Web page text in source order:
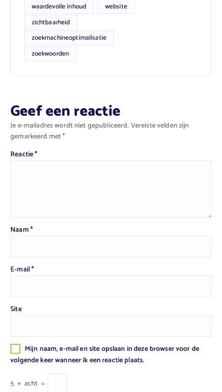
waardevolle inhoud
website
zichtbaarheid
zoekmachineoptimalisatie
zoekwoorden
Geef een reactie
Je e-mailadres wordt niet gepubliceerd. Vereiste velden zijn
gemarkeerd met*
Reactie*
Naam*
E-mail*
Site
Mijn naam, e-mail en site opslaan in deze browser voor de
volgende keer wanneer ik een reactie plaats.
5 + acht =